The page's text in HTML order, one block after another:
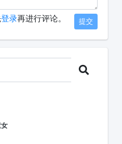
登录再进行评论。 提交